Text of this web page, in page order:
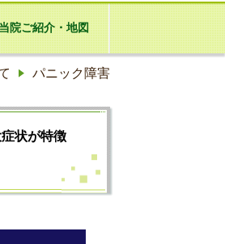
当院ご紹介・地図
パニック障害
状が特徴